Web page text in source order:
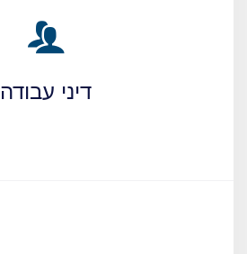
דיני עבודה